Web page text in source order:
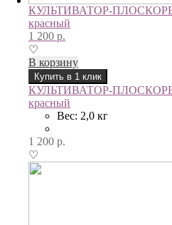
КУЛЬТИВАТОР-
красный
1 200 р.
♡
В корзину
Купить в 1 клик
КУЛЬТИВАТОР-
красный
Вес: 2,0 кг
1 200 р.
♡